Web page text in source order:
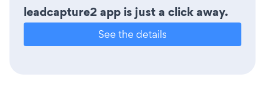
leadcapture2 app is just a click away.
See the details